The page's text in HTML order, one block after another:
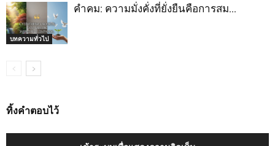
บทความทั่วไป
คำคม: ความมั่งคั่งที่ยั่งยืนคือการสม…
ทิ้งคำตอบไว้